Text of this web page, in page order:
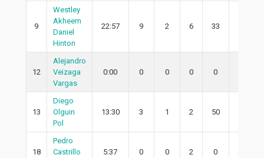
9
Westley
Akheem
Daniel
Hinton
22:57 9 2 6 33
12
Alejandro
Veizaga
Vargas
0:00 0 0 0 0
13
Diego
Olguin
Pol
13:30 3 1 2 50
18
Pedro
Castrillo
5:37 0 0 2 0